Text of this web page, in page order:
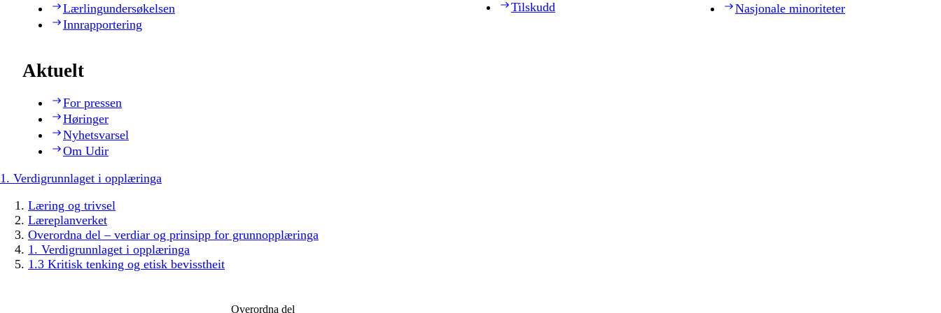
Lærlingundersøkelsen
Innrapportering
Tilskudd Nasjonale minoriteter
Aktuelt
For pressen
Høringer
Nyhetsvarsel
Om Udir
1. Verdigrunnlaget i opplæringa
Læring og trivsel
Læreplanverket
Overordna del – verdiar og prinsipp for grunnopplæringa
1. Verdigrunnlaget i opplæringa
1.3 Kritisk tenking og etisk bevisstheit
Overordna del